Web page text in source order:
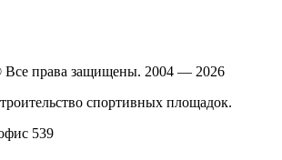
Все права защищены. 2004 — 2026
спортивных площадок.
539